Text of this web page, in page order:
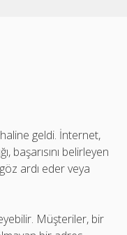
geldi. İnternet,
başarısını belirleyen
ardı eder veya
Müşteriler, bir